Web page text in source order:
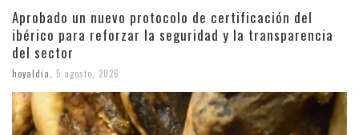
Aprobado un nuevo protocolo de certificación del
ibérico para reforzar la seguridad y la transparencia
del sector
hoyaldia 5 agosto, 2026